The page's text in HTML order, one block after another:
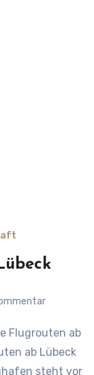
ab Lübeck
steht vor